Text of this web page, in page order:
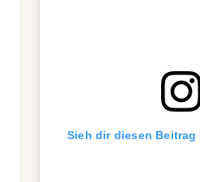
Sieh dir diesen Beitrag